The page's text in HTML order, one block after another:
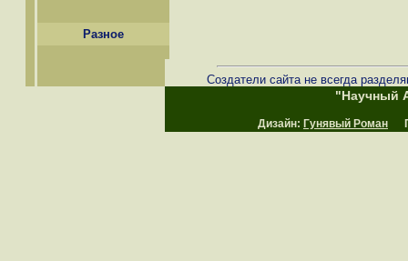
Разное
Создатели сайта не всегда
"Научный
Дизайн: Гунявый Роман